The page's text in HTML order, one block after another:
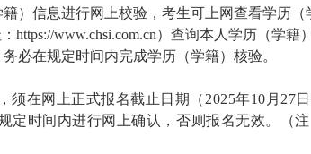
籍）信息进行网上校验，考生可上网查看学历
https://www.chsi.com.cn）查询本人学历（学籍
必在规定时间内完成学历（学籍）核验。
在网上正式报名截止日期（2025年10月27
定时间内进行网上确认，否则报名无效。（